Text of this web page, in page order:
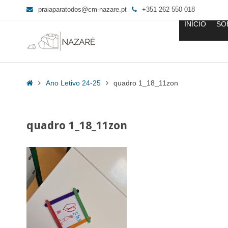
1_18_11zon
praiaparatodos@cm-nazare.pt +351 262 550 018
INÍCIO
HomeAno Letivo 24-25 quadro 1_18_11zon
quadro 1_18_11zon